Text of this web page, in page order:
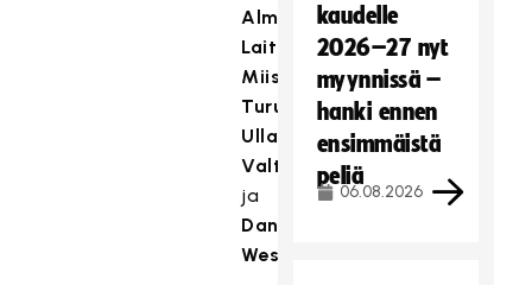
Alma
Laitila
Miisa
Turunen,
Ulla
Valtola
ja
Daniela
Westerlund
kaudelle
2026–27 nyt
myynnissä –
hanki ennen
ensimmäistä
peliä
06.08.2026